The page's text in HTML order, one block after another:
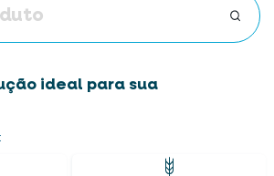
ideal para sua